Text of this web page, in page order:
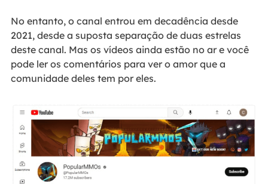
No entanto, o canal entrou em decadência desde
2021, desde a suposta separação de duas estrelas
deste canal. Mas os vídeos ainda estão no ar e você
pode ler os comentários para ver o amor que a
comunidade deles tem por eles.